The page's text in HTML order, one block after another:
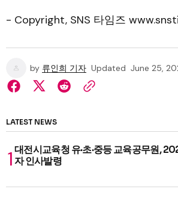
- Copyright, SNS 타임즈
by 류인희 기자 Updated June 25,
LATEST NEWS
대전시교육청 유·초·중등 교육공무원,
자 인사발령